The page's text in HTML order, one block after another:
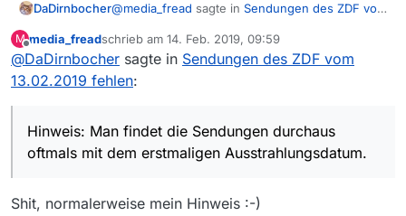
DaDirnbocher@media_fread sagte in Sendungen des ZDF vom
https://www.zdf.de/dokumentation/zdfinfo
Ist da:
Hinweis: Man findet die Sendungen durchaus
oftmals mit dem erstmaligen
Ausstrahlungsdatum.
M
Offline
media_freadschrieb am 14. Feb. 2019, 09:59
zuletzt editiert von
@DaDirnbocher sagte in Sendungen des ZDF vom
13.02.2019 fehlen:
Hinweis: Man findet die Sendungen durchaus
oftmals mit dem erstmaligen Ausstrahlungsdatum.
Shit, normalerweise mein Hinweis :-)